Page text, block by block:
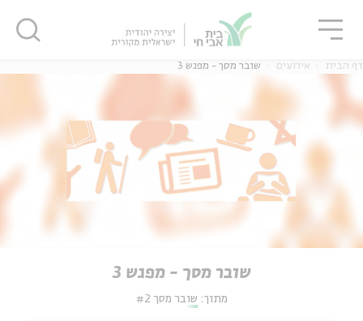
דף הבית אירועים שובר מסך - מפגש 3
שובר מסך - מפגש 3
מתוך: שובר מסך #2
סגור